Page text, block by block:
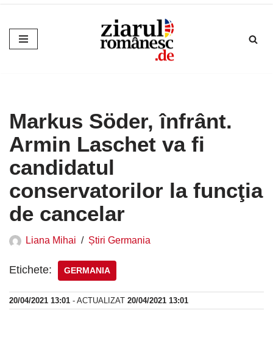
Sari
la
Markus Söder, înfrânt.
Armin Laschet va fi
candidatul
conservatorilor la funcţia
de cancelar
Liana Mihai Știri Germania
Etichete: GERMANIA
20/04/2021 13:01 - ACTUALIZAT 20/04/2021 13:01